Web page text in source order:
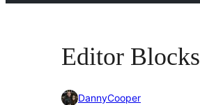
Editor Blocks
DannyCooper